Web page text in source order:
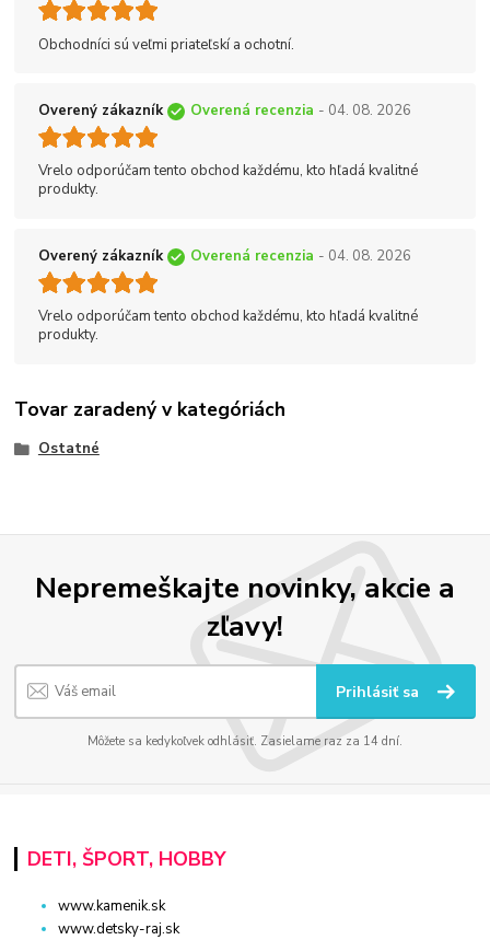
Obchodníci sú veľmi priateľskí a ochotní.
Overený zákazník Overená recenzia - 04. 08. 2026
Vrelo odporúčam tento obchod každému, kto hľadá kvalitné
produkty.
Overený zákazník Overená recenzia - 04. 08. 2026
Vrelo odporúčam tento obchod každému, kto hľadá kvalitné
produkty.
Tovar zaradený v kategóriách
Ostatné
Nepremeškajte novinky, akcie a
zľavy!
Prihlásiť sa
Môžete sa kedykoľvek odhlásiť. Zasielame raz za 14 dní.
DETI, ŠPORT, HOBBY
www.kamenik.sk
www.detsky-raj.sk